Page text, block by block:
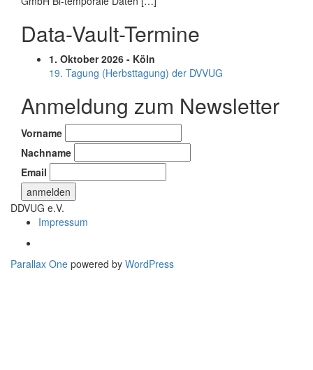
Data-Vault-Termine
1. Oktober 2026 - Köln
19. Tagung (Herbsttagung) der DVVUG
Anmeldung zum Newsletter
Vorname
Nachname
Email
DDVUG e.V.
Secondary
Menu
Impressum
Parallax One powered by WordPress